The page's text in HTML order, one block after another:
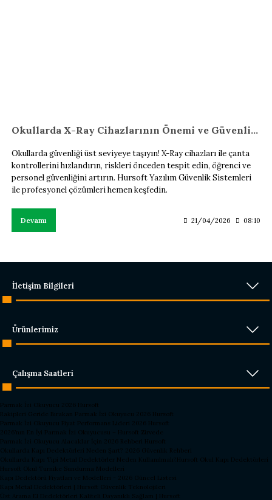
Okullarda X-Ray Cihazlarının Önemi ve Güvenlik Çözümleri
Okullarda güvenliği üst seviyeye taşıyın! X-Ray cihazları ile çanta
kontrollerini hızlandırın, riskleri önceden tespit edin, öğrenci ve
personel güvenliğini artırın. Hursoft Yazılım Güvenlik Sistemleri
ile profesyonel çözümleri hemen keşfedin.
Devamı 21/04/2026 08:10
İletişim Bilgileri
Ürünlerimiz
Çalışma Saatleri
Parmak İzi Okuyucu 2026 Hursoft
Rakipleri Geride Bırakan Parmak İzi Okuyucu 2026 Hursoft
Parmak İzi Okuyucu Fiyat Performans Lideri 2026 Hursoft
2026’nın En İyi Parmak İzi Okuyucusu – Hursoft Zirvede
Parmak İzi Okuyucu Alacaklar İçin 2026 Rehberi Hursoft
Okullarda Kapı Dedektörleri Neden Şart? 2026 Güvenlik Rehberi
Okullarda Kapı Tipi Metal Dedektörler Neden Kullanılmalı?Hursoft Okul Kapı Dedektörleri
Hursoft Okul Turnike Sundurma Modelleri
Kapı Dedektörü Fiyatları ve Modelleri - 2026 Güncel Listesi
Kapı Metal Dedektörleri | Hursoft Güvenlik Teknolojileri
Üst Arama El Dedektörleri Kaliteli Dayanıklı Sağlam | Hursoft